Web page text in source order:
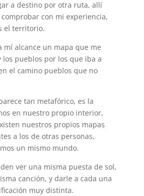
s
t
k
a destino por otra ruta, allí
con mi experiencia,
el territorio.
mí alcance un mapa que me
pueblos por los que iba a
el camino pueblos que no
tan metafórico, es la
en nuestro propio interior,
nuestros propios mapas
a los de otras personas,
un mismo mundo.
ver una misma puesta de sol,
canción, y darle a cada una
muy distinta.